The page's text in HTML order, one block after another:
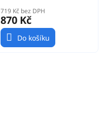
719 Kč bez DPH
870 Kč
Do košíku